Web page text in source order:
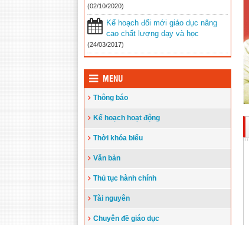
Tổng kết năm học 2022-2023 và triển
khai phương hướng, nhiệm vụ trọng
tâm năm học 2023-2024
(30/08/2023)
Trao 20 suất quà cho học sinh có
hoàn cảnh khó khăn trước thềm năm
học mới(25/08/2023)
Toà án nhân dân tỉnh Kiên Giang
tặng Quỹ khuyến học huyện Vĩnh
2024 (15/08/2023)
Đẩy nhanh tiến độ thi công “Công
trình xây nhà khuyến học năm 2023”
tặng học sinh nghèo vượt khó học giỏi
hiện chưa có nhà ở
(02/10/2020)
Kế hoạch đổi mới giáo dục nâng
cao chất lượng dạy và học
(24/03/2017)
MENU
Thông báo
Kế hoạch hoạt động
Thời khóa biểu
Văn bản
Thủ tục hành chính
Tài nguyên
Chuyên đề giáo dục